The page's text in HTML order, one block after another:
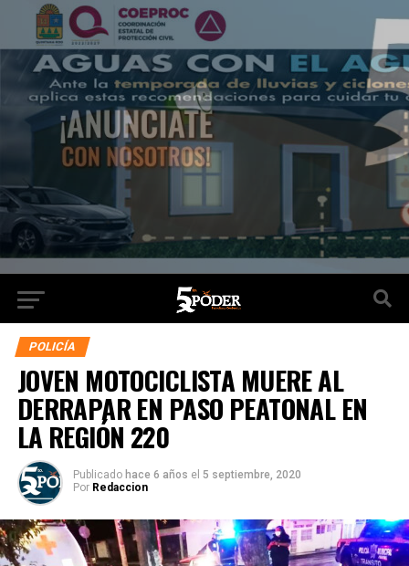
POLICÍA
JOVEN MOTOCICLISTA MUERE AL
DERRAPAR EN PASO PEATONAL EN
LA REGIÓN 220
Publicado hace 6 años el 5 septiembre, 2020
Por Redaccion